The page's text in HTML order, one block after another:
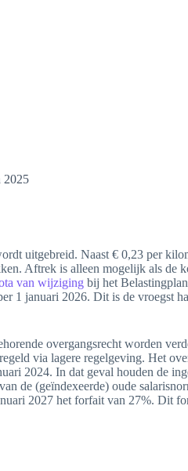
2025
uitgebreid. Naast € 0,23 per
Aftrek is alleen mogelijk als de
van wijziging bij het
1 januari 2026. Dit is de vroegst
overgangsrecht worden
via lagere regelgeving. Het
2024. In dat geval houden de
de (geïndexeerde) oude
2027 het forfait van 27%. Dit